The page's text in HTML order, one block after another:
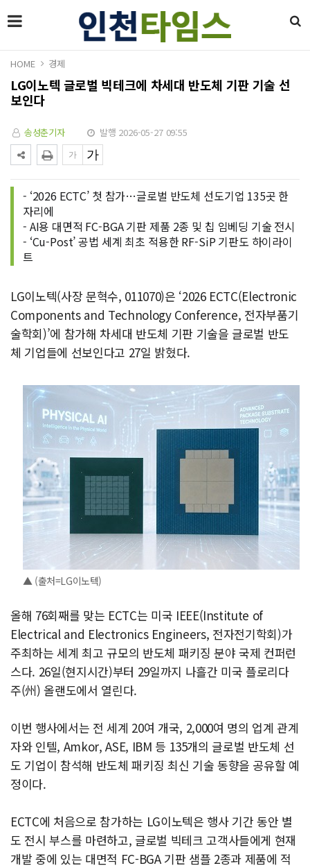
HOME 경제
LG이노텍 글로벌 빅테크에 차세대 반도체 기판 기술 선
보인다
송성춘기자 발행 2026-05-27 09:55
- ‘2026 ECTC’ 첫 참가…글로벌 반도체 선도기업 135곳 한
자리에
- AI용 대면적 FC-BGA 기판 제품 2종 및 칩 임베딩 기술 전시
- ‘Cu-Post’ 공법 세계 최초 적용한 RF-SiP 기판도 하이라이
트
LG이노텍(사장 문혁수, 011070)은 ‘2026 ECTC(Electronic
Components and Technology Conference, 전자부품기
술학회)’에 참가해 차세대 반도체 기판 기술을 글로벌 반도
체 기업들에 선보인다고 27일 밝혔다.
▲ (출처=LG이노텍)
올해 76회째를 맞는 ECTC는 미국 IEEE(Institute of
Electrical and Electronics Engineers, 전자전기학회)가
주최하는 세계 최고 규모의 반도체 패키징 분야 국제 컨퍼런
스다. 26일(현지시간)부터 29일까지 나흘간 미국 플로리다
주(州) 올랜도에서 열린다.
이번 행사에서는 전 세계 20여 개국, 2,000여 명의 업계 관계
자와 인텔, Amkor, ASE, IBM 등 135개의 글로벌 반도체 선
도 기업이 참석해 반도체 패키징 최신 기술 동향을 공유할 예
정이다.
ECTC에 처음으로 참가하는 LG이노텍은 행사 기간 동안 별
도 전시 부스를 마련하고, 글로벌 빅테크 고객사들에게 현재
개발 중에 있는 대면적 FC-BGA 기판 샘플 2종과 제품에 적